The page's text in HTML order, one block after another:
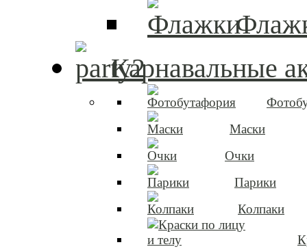
Карнавальные
Маски
Очки
Парики
Колпаки